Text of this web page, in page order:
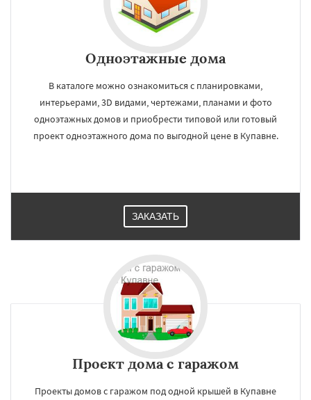
Одноэтажные дома
В каталоге можно ознакомиться с планировками,
интерьерами, 3D видами, чертежами, планами и фото
одноэтажных домов и приобрести типовой или готовый
проект одноэтажного дома по выгодной цене в Купавне.
ЗАКАЗАТЬ
Проект дома с гаражом
Проекты домов с гаражом под одной крышей в Купавне